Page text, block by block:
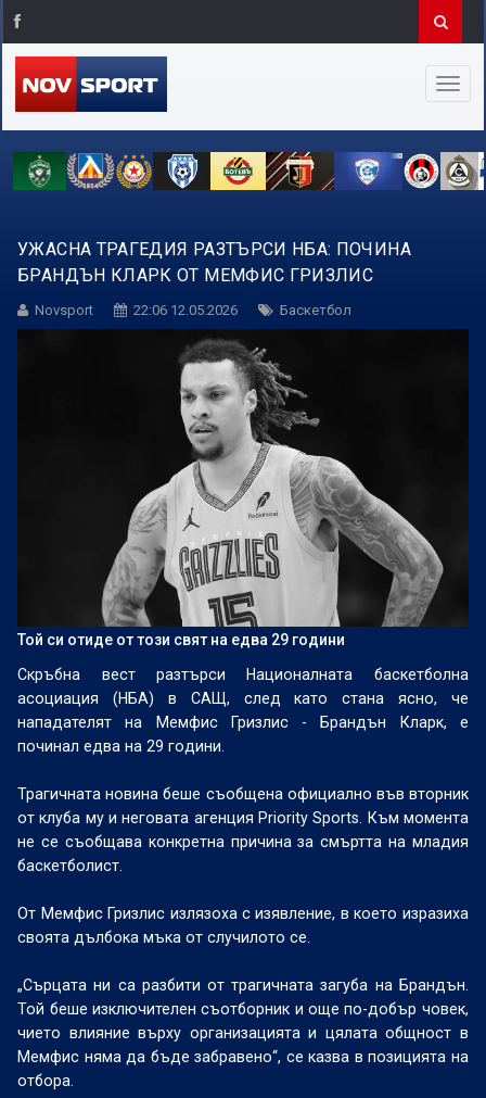
УЖАСНА ТРАГЕДИЯ РАЗТЪРСИ НБА: ПОЧИНА
БРАНДЪН КЛАРК ОТ МЕМФИС ГРИЗЛИС
Novsport 22:06 12.05.2026 Баскетбол
Той си отиде от този свят на едва 29 години
Скръбна вест разтърси Националната баскетболна
асоциация (НБА) в САЩ, след като стана ясно, че
нападателят на Мемфис Гризлис - Брандън Кларк, е
починал едва на 29 години.
Трагичната новина беше съобщена официално във вторник
от клуба му и неговата агенция Priority Sports. Към момента
не се съобщава конкретна причина за смъртта на младия
баскетболист.
От Мемфис Гризлис излязоха с изявление, в което изразиха
своята дълбока мъка от случилото се.
„Сърцата ни са разбити от трагичната загуба на Брандън.
Той беше изключителен съотборник и още по-добър човек,
чието влияние върху организацията и цялата общност в
Мемфис няма да бъде забравено“, се казва в позицията на
отбора.